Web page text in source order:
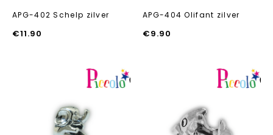
APG-402 Schelp zilver
€11.90
APG-404 Olifant zilver
€9.90